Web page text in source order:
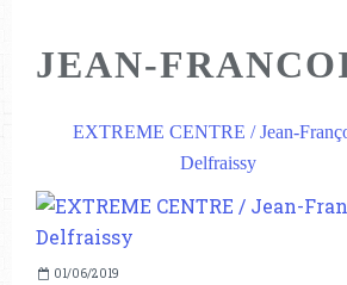
JEAN-
EXTREME CENTRE / Jean-
Delfraissy
01/06/2019